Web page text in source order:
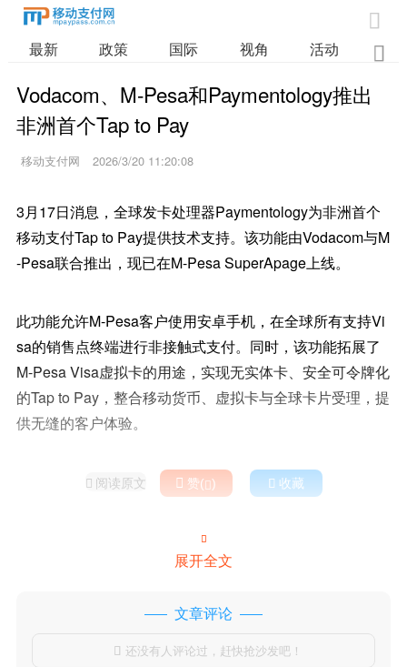

最新 政策 国际 视角 活动 业

Vodacom、M-Pesa和Paymentology推出
非洲首个Tap to Pay
移动支付网 2026/3/20 11:20:08
3月17日消息，全球发卡处理器Paymentology为非洲首个
移动支付Tap to Pay提供技术支持。该功能由Vodacom与M
-Pesa联合推出，现已在M-Pesa SuperApage上线。
此功能允许M-Pesa客户使用安卓手机，在全球所有支持Vi
sa的销售点终端进行非接触式支付。同时，该功能拓展了
M-Pesa Visa虚拟卡的用途，实现无实体卡、安全可令牌化
的Tap to Pay，整合移动货币、虚拟卡与全球卡片受理，提
供无缝的客户体验。
 阅读原文  赞()  收藏

展开全文
文章评论
 还没有人评论过，赶快抢沙发吧！